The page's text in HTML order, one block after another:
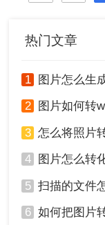
图片转换成Word文
热门文章
1 图片怎么生
2 图片如何转
3 怎么将照片转
4 图片怎么转
5 扫描的文件怎
6 如何把图片转